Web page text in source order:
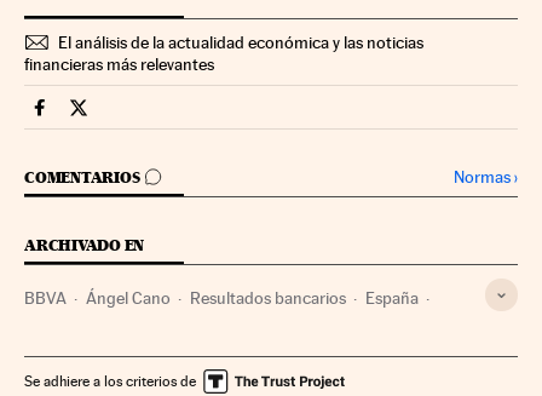
El análisis de la actualidad económica y las noticias
financieras más relevantes
Mercados Financieros Cinco Días en Facebook
Mercados Financieros Cinco Días en Twitter
COMENTARIOS
IR A LOS COMENTARIOS Normas›
ARCHIVADO EN
BBVA Ángel Cano Resultados bancarios España
Se adhiere a los criterios de